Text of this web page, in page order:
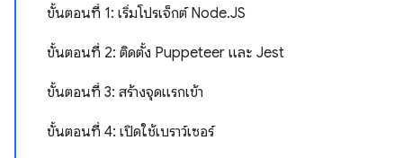
ขั้นตอนที่ 1: เริ่มโปรเจ็กต์ Node.JS
ขั้นตอนที่ 2: ติดตั้ง Puppeteer และ Jest
ขั้นตอนที่ 3: สร้างจุดแรกเข้า
ขั้นตอนที่ 4: เปิดใช้เบราว์เซอร์